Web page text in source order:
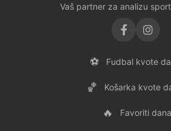
Vaš partner za analizu
⚽ Fudbal kvote
🏀 Košarka kvote
🔥 Favoriti dana